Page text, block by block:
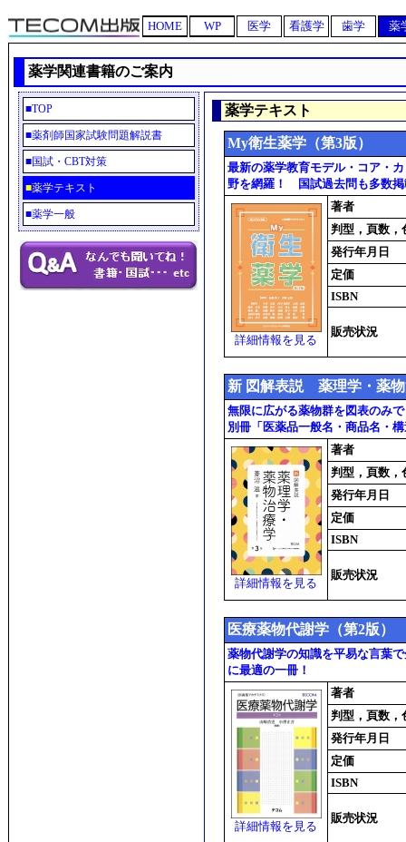
HOME WP 医学 看護学 歯学 薬
薬学関連書籍のご案内
■TOP
■薬剤師国家試験問題解説書
■国試・CBT対策
■薬学テキスト
■薬学一般
薬学テキスト
My衛生薬学（第3版）
最新の薬学教育モデル・コア・
野を網羅！ 国試過去問も多数掲
詳細情報を見る
著者
判型，頁数，
発行年月日
定価
ISBN
販売状況
新 図解表説 薬理学・薬物
無限に広がる薬物群を図表のみ
別冊「医薬品一般名・商品名・
詳細情報を見る
著者
判型，頁数，
発行年月日
定価
ISBN
販売状況
医療薬物代謝学（第2版）
薬物代謝学の知識を平易な言葉
に最適の一冊！
詳細情報を見る
著者
判型，頁数，
発行年月日
定価
ISBN
販売状況